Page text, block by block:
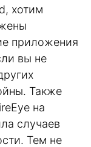
хотим
приложения
вы не
Также
на
случаев
Тем не